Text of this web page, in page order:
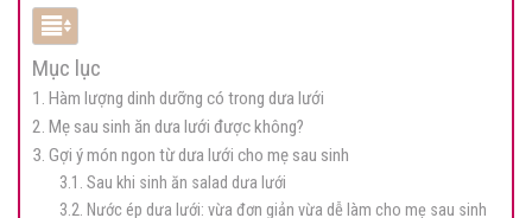
Mục lục
1. Hàm lượng dinh dưỡng có trong dưa lưới
2. Mẹ sau sinh ăn dưa lưới được không?
3. Gợi ý món ngon từ dưa lưới cho mẹ sau sinh
3.1. Sau khi sinh ăn salad dưa lưới
3.2. Nước ép dưa lưới: vừa đơn giản vừa dễ làm cho mẹ sau sinh